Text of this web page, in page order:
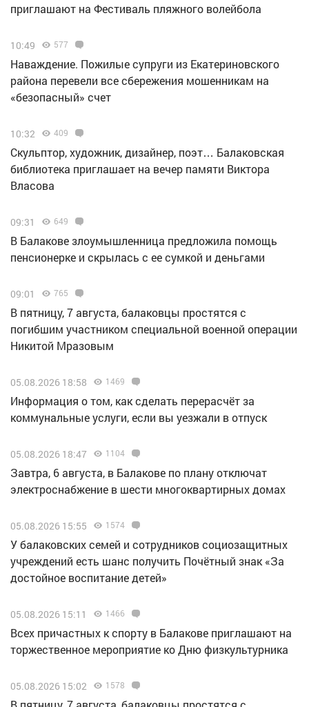
приглашают на Фестиваль пляжного волейбола
10:49 577
Наваждение. Пожилые супруги из Екатериновского
района перевели все сбережения мошенникам на
«безопасный» счет
10:32 409
Скульптор, художник, дизайнер, поэт… Балаковская
библиотека приглашает на вечер памяти Виктора
Власова
09:31 649
В Балакове злоумышленница предложила помощь
пенсионерке и скрылась с ее сумкой и деньгами
09:01 765
В пятницу, 7 августа, балаковцы простятся с
погибшим участником специальной военной операции
Никитой Мразовым
05.08.2026 18:58 1469
Информация о том, как сделать перерасчёт за
коммунальные услуги, если вы уезжали в отпуск
05.08.2026 18:47 1104
Завтра, 6 августа, в Балакове по плану отключат
электроснабжение в шести многоквартирных домах
05.08.2026 15:55 1574
У балаковских семей и сотрудников социозащитных
учреждений есть шанс получить Почётный знак «За
достойное воспитание детей»
05.08.2026 15:11 1466
Всех причастных к спорту в Балакове приглашают на
торжественное мероприятие ко Дню физкультурника
05.08.2026 15:02 1578